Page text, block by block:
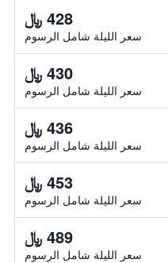
428 ﷼
سعر الليلة شامل الرسوم
430 ﷼
سعر الليلة شامل الرسوم
436 ﷼
سعر الليلة شامل الرسوم
453 ﷼
سعر الليلة شامل الرسوم
489 ﷼
سعر الليلة شامل الرسوم